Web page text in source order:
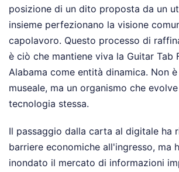
posizione di un dito proposta da un
insieme perfezionano la visione
capolavoro. Questo processo di
è ciò che mantiene viva la Guitar Tab
Alabama come entità dinamica. Non
museale, ma un organismo che
tecnologia stessa.
Il passaggio dalla carta al digitale ha
barriere economiche all'ingresso, ma
inondato il mercato di informazioni